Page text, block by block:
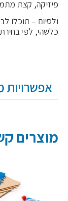
פיזיקה, קצת
ולסיום – תוכלו
כלשהי, לפי
אפשרויות
מוצרים